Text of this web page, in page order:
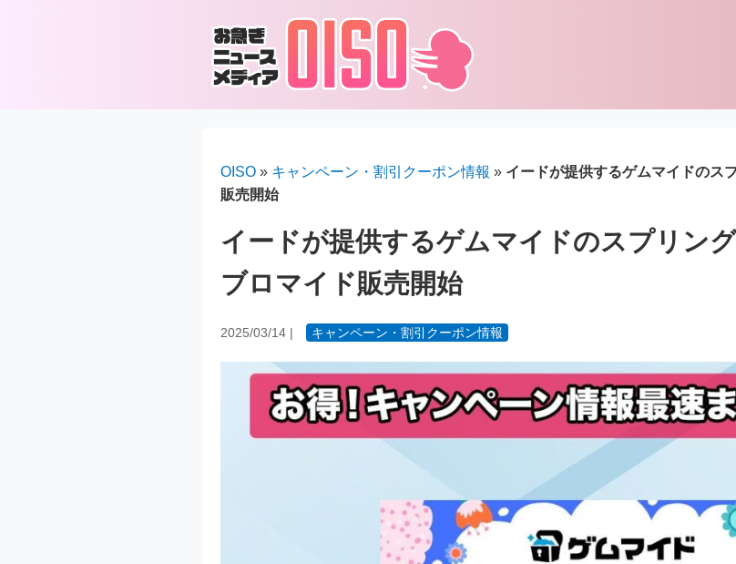
OISO » キャンペーン・割引クーポン情報 » イードが提供するゲムマイドのス
販売開始
イードが提供するゲムマイドのスプリン
ブロマイド販売開始
2025/03/14 | キャンペーン・割引クーポン情報